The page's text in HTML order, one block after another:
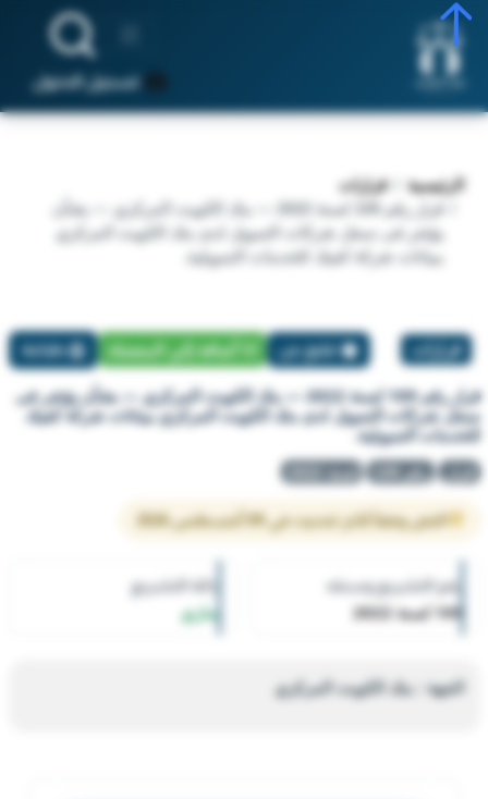
تسجيل الدخول
الرئيسية
قرارات
قرار رقم 109 لسنة 2022 — بنك الكويت المركزي — بشأن
يؤشر فى سجل شركات التمويل لدى بنك الكويت المركزي
ببيانات شركة كفيك للخدمات التمويلية.
قرارات تبليغ عن أضافة إلي المفضلة طباعة
قرار رقم 109 لسنة 2022 — بنك الكويت المركزي — بشأن يؤشر فى
سجل شركات التمويل لدى بنك الكويت المركزي ببيانات شركة كفيك
للخدمات التمويلية.
قرار رقم 109 لسنة 2022
النص وفقاً لآخر تحديث في 09 أغسطس 2026
رقم التشريع وسنته
109 لسنة 2022
حالة التشريع
ساري
الجهة : بنك الكويت المركزي